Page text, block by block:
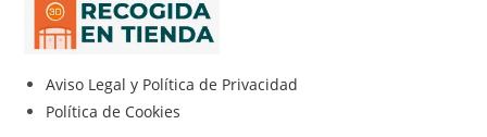
Aviso Legal y Política de Privacidad
Política de Cookies